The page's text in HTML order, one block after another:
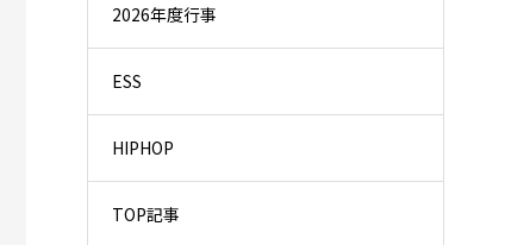
2026年度行事
ESS
HIPHOP
TOP記事